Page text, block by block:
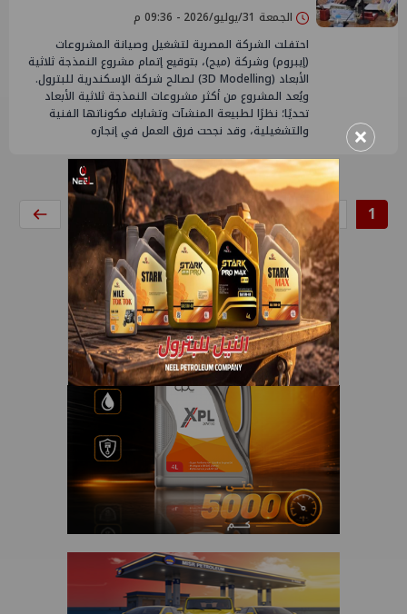
الجمعة 31/يوليو/2026 - 09:36 م
احتفلت الشركة المصرية لتشغيل وصيانة المشروعات
(إيبروم) وشركة (ميج)، بتوقيع إتمام مشروع النمذجة ثلاثية
الأبعاد (3D Modelling) لصالح شركة الإسكندرية للبترول.
ويُعد المشروع من أكثر مشروعات النمذجة ثلاثية الأبعاد
تحديًا؛ نظرًا لطبيعة المنشآت وتشابك مكوناتها الفنية
والتشغيلية، وقد نجحت فرق العمل في إنجازه
1
2
3
4
5
6
7
×